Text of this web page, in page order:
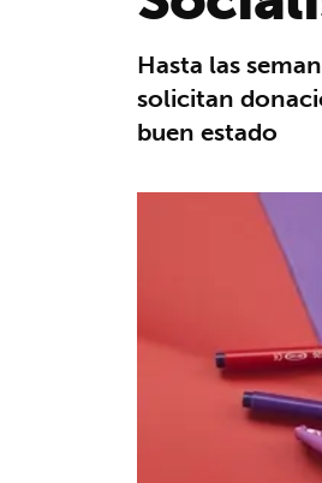
Hasta las
solicitan
buen estado